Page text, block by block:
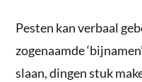
Pesten kan verbaal
zogenaamde
slaan, dingen stuk